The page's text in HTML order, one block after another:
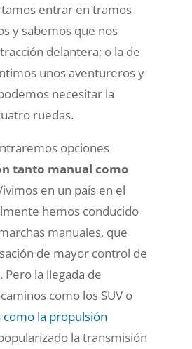
entrar en tramos
y sabemos que nos
delantera; o la de
unos aventureros y
necesitar la
ruedas.
opciones
tanto manual como
en un país en el
hemos conducido
manuales, que
de mayor control de
Pero la llegada de
como los SUV o
la propulsión
la transmisión